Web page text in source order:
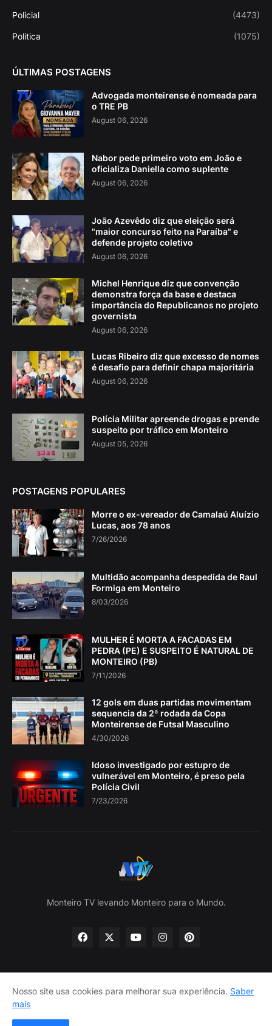
Policial (4473)
Politica (1075)
ÚLTIMAS POSTAGENS
Advogada monteirense é nomeada para
o TRE PB
August 06, 2026
Nabor pede primeiro voto em João e
oficializa Daniella como suplente
August 06, 2026
João Azevêdo diz que eleição será
"maior concurso feito na Paraíba" e
defende projeto coletivo
August 06, 2026
Michel Henrique diz que convenção
demonstra força da base e destaca
importância do Republicanos no projeto
governista
August 06, 2026
Lucas Ribeiro diz que excesso de nomes
é desafio para definir chapa majoritária
August 06, 2026
Polícia Militar apreende drogas e prende
suspeito por tráfico em Monteiro
August 05, 2026
POSTAGENS POPULARES
Morre o ex-vereador de Camalaú Aluízio
Lucas, aos 78 anos
7/26/2026
Multidão acompanha despedida de Raul
Formiga em Monteiro
8/03/2026
MULHER É MORTA A FACADAS EM
PEDRA (PE) E SUSPEITO É NATURAL DE
MONTEIRO (PB)
7/11/2026
12 gols em duas partidas movimentam
sequencia da 2ª rodada da Copa
Monteirense de Futsal Masculino
4/30/2026
Idoso investigado por estupro de
vulnerável em Monteiro, é preso pela
Polícia Civil
7/23/2026
Monteiro TV levando Monteiro para o Mundo.
Home Sobre nós
política de Privacidade
Nosso site usa cookies para melhorar sua experiência. Saber
mais